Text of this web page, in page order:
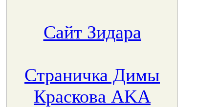
Сайт Зидара
Страничка Димы
Краскова AKA